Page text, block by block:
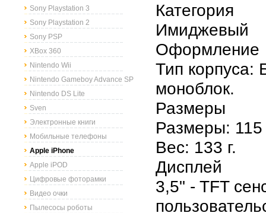
Sony Playstation 3
Sony Playstation 2
Sony PSP
XBox 360
Nintendo Wii
Nintendo Gameboy Advance SP
Nintendo DS Lite
Sven
Электронные книги
Мобильные телефоны
Apple iPhone
Apple iPOD
Цифровые фоторамки
Видео очки
Пылесосы роботы
Категория
Имиджевый
Оформление
Тип корпуса:
моноблок.
Размеры
Размеры:
Вес: 133 г.
Дисплей
3,5" - TFT